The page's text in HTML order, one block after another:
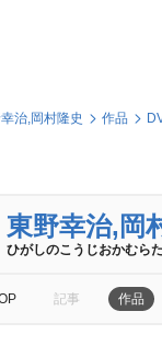
治,岡村隆史 作品
東野幸治,岡
ひがしのこうじおかむら
記事 作品